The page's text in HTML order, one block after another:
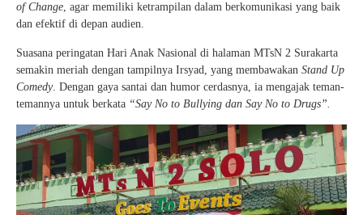
of Change, agar memiliki ketrampilan dalam berkomunikasi yang baik
dan efektif di depan audien.
Suasana peringatan Hari Anak Nasional di halaman MTsN 2 Surakarta
semakin meriah dengan tampilnya Irsyad, yang membawakan Stand Up
Comedy. Dengan gaya santai dan humor cerdasnya, ia mengajak teman-
temannya untuk berkata “Say No to Bullying dan Say No to Drugs”.